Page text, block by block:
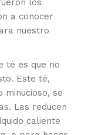
los
a conocer
nuestro
té es que no
Este té,
minucioso, se
Las reducen
caliente